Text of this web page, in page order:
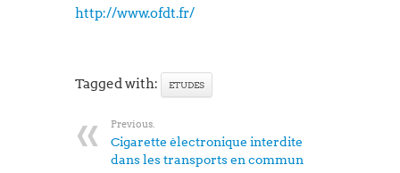
http://www.ofdt.fr/
Tagged with: ETUDES
Previous:
Cigarette électronique interdite
dans les transports en commun